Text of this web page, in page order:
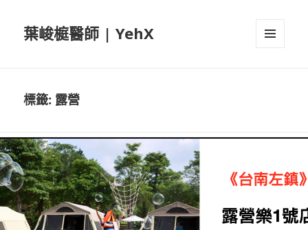
葉峻榳醫師 | YehX
標籤: 露營